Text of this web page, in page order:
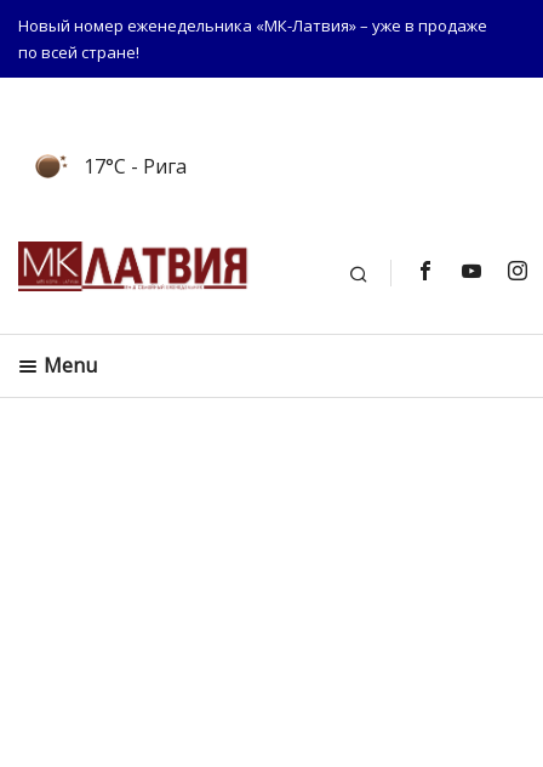
Новый номер еженедельника «МК-Латвия» – уже в продаже
по всей стране!
17°C - Рига
Поиск
Menu